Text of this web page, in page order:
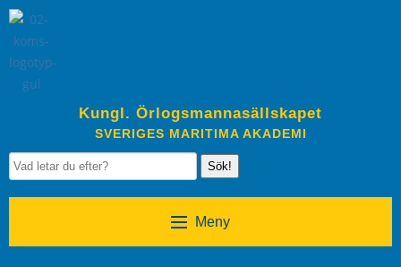
Kungl. Örlogsmannasällskapet
SVERIGES MARITIMA AKADEMI
Sök!
Meny